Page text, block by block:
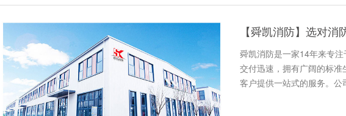
【舜凯消防】选对消
舜凯消防是一家14年来专
交付迅速，拥有广阔的标
客户提供一站式的服务。